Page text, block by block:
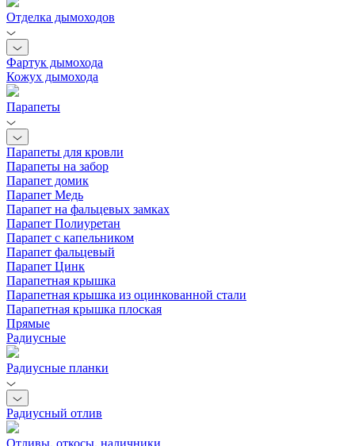
Отделка дымоходов
Фартук дымохода
Кожух дымохода
Парапеты
Парапеты для кровли
Парапеты на забор
Парапет домик
Парапет Медь
Парапет на фальцевых замках
Парапет Полиуретан
Парапет с капельником
Парапет фальцевый
Парапет Цинк
Парапетная крышка
Парапетная крышка из оцинкованной стали
Парапетная крышка плоская
Прямые
Радиусные
Радиусные планки
Радиусный отлив
Отливы, откосы, наличники